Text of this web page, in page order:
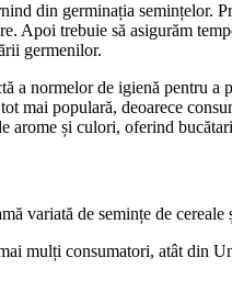
din germinația semințelor.
Apoi trebuie să asigurăm
germenilor.
a normelor de igienă pentru
populară, deoarece
arome și culori, oferind
variată de semințe de
mulți consumatori, atât din